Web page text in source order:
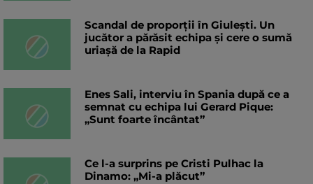
Scandal de proporții în Giulești. Un
jucător a părăsit echipa și cere o sumă
uriașă de la Rapid
Enes Sali, interviu în Spania după ce a
semnat cu echipa lui Gerard Pique:
„Sunt foarte încântat”
Ce l-a surprins pe Cristi Pulhac la
Dinamo: „Mi-a plăcut”